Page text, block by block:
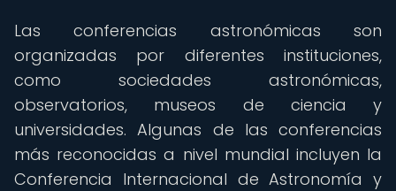
Las conferencias astronómicas son
organizadas por diferentes instituciones,
como sociedades astronómicas,
observatorios, museos de ciencia y
universidades. Algunas de las conferencias
más reconocidas a nivel mundial incluyen la
Conferencia Internacional de Astronomía y